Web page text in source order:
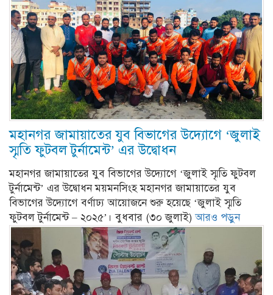
মহানগর জামায়াতের যুব বিভাগের উদ্যোগে ‘জুলাই
স্মৃতি ফুটবল টুর্নামেন্ট’ এর উদ্বোধন
মহানগর জামায়াতের যুব বিভাগের উদ্যোগে ‘জুলাই স্মৃতি ফুটবল
টুর্নামেন্ট’ এর উদ্বোধন ময়মনসিংহ মহানগর জামায়াতের যুব
বিভাগের উদ্যোগে বর্ণাঢ্য আয়োজনে শুরু হয়েছে ‘জুলাই স্মৃতি
ফুটবল টুর্নামেন্ট – ২০২৫’। বুধবার (৩০ জুলাই)আরও পড়ুন